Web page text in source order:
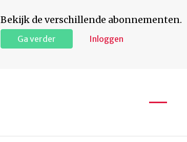
Bekijk de verschillende abonnementen.
Ga verder Inloggen